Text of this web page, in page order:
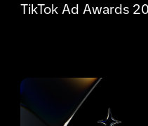
TikTok Ad Awards